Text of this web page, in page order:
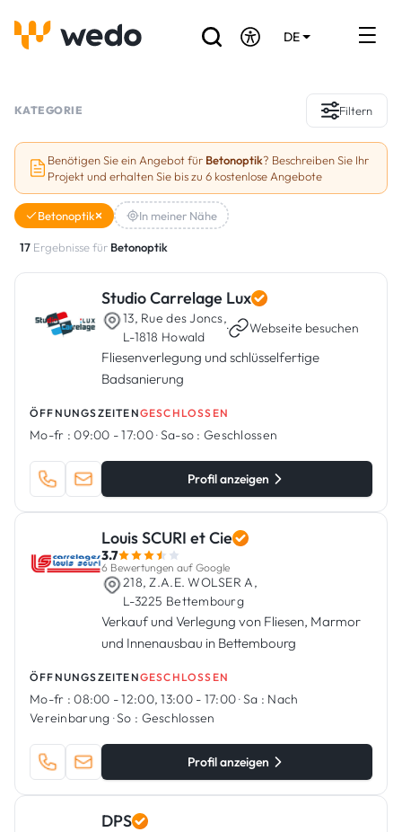
DE
Referenzen
Förderungen & Zuschüsse
Sind Sie Handwerker?
Einloggen
KATEGORIE Filtern
Benötigen Sie ein Angebot für Betonoptik? Beschreiben Sie Ihr
Projekt und erhalten Sie bis zu 6 kostenlose Angebote
Betonoptik In meiner Nähe
17 Ergebnisse für Betonoptik
Studio Carrelage Lux
13, Rue des Joncs,
L-1818 Howald
· Webseite besuchen
Fliesenverlegung und schlüsselfertige
Badsanierung
ÖFFNUNGSZEITENGESCHLOSSEN
Mo-fr : 09:00 - 17:00·Sa-so : Geschlossen
Profil anzeigen
Louis SCURI et Cie
3.7
6 Bewertungen auf Google
218, Z.A.E. WOLSER A,
L-3225 Bettembourg
Verkauf und Verlegung von Fliesen, Marmor
und Innenausbau in Bettembourg
ÖFFNUNGSZEITENGESCHLOSSEN
Mo-fr : 08:00 - 12:00, 13:00 - 17:00·Sa : Nach
Vereinbarung ·So : Geschlossen
Profil anzeigen
DPS